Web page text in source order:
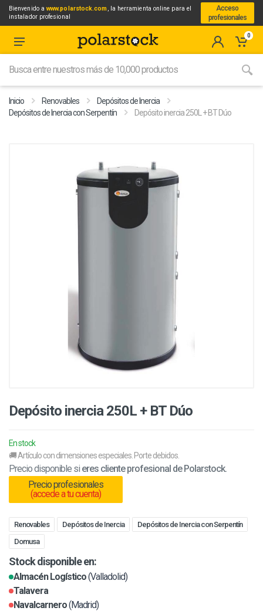
Bienvenido awww.polarstock.com, la herramienta online para el
instalador profesional
Acceso
profesionales
0
Inicio Renovables
Depósitos de Inercia
Depósitos de Inercia con Serpentín
Depósito inercia 250L + BT Dúo
Depósito inercia 250L + BT Dúo
En stock
🚚 Artículo con dimensiones especiales. Porte debidos.
Precio disponible si eres cliente profesional de Polarstock.
Precio profesionales
(accede a tu cuenta)
Renovables Depósitos de Inercia
Depósitos de Inercia con Serpentín
Domusa
Stock disponible en:
Almacén Logístico(Valladolid)
Talavera
Navalcarnero(Madrid)